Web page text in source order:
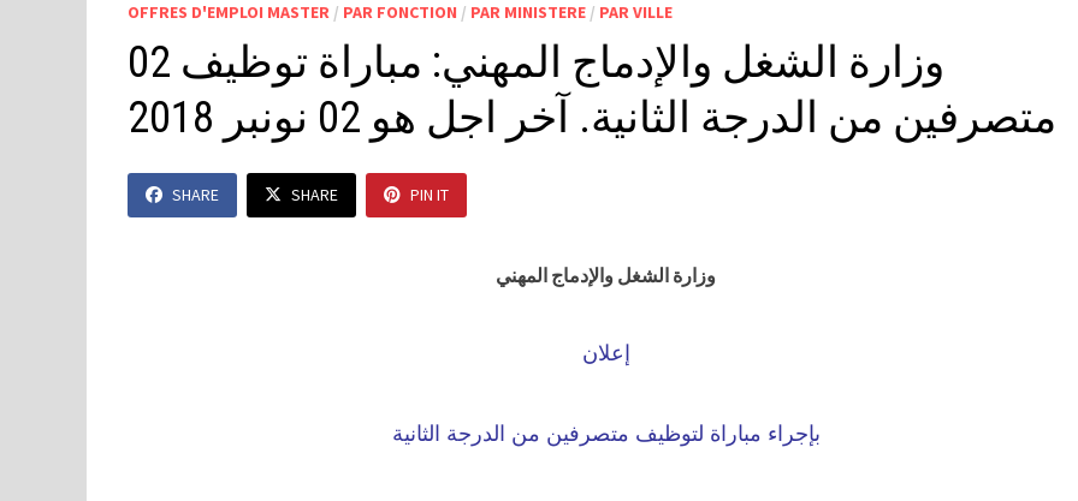
OFFRES D'EMPLOI MASTER / PAR FONCTION / PAR MINISTERE / PAR VILLE
وزارة الشغل والإدماج المهني: مباراة توظيف 02
متصرفين من الدرجة الثانية. آخر اجل هو 02 نونبر 2018
SHARE SHARE PIN IT
وزارة الشغل والإدماج المهني
إعلان
بإجراء مباراة لتوظيف متصرفين من الدرجة الثانية